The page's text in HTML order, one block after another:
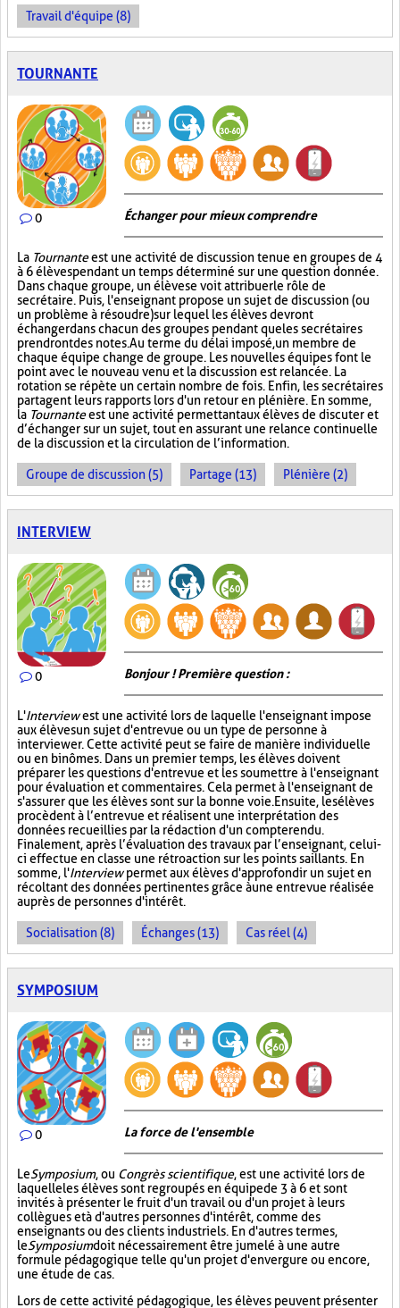
Travail d'équipe (8)
TOURNANTE
0 Échanger pour mieux comprendre
La Tournanteest une activité de discussion tenue en groupes de 4
à 6 élèves pendant un temps déterminé sur une question donnée.
Dans chaque groupe, un élève se voit attribuer le rôle de
secrétaire. Puis, l'enseignant propose un sujet de discussion (ou
un problème à résoudre) sur lequel les élèves devront
échanger dans chacun des groupes pendant que les secrétaires
prendront des notes. Au terme du délai imposé, un membre de
chaque équipe change de groupe. Les nouvelles équipes font le
point avec le nouveau venu et la discussion est relancée. La
rotation se répète un certain nombre de fois. Enfin, les secrétaires
partagent leurs rapports lors d'un retour en plénière. En somme,
la Tournanteest une activité permettant aux élèves de discuter et
d’échanger sur un sujet, tout en assurant une relance continuelle
de la discussion et la circulation de l’information.
Groupe de discussion (5) Partage (13) Plénière (2)
INTERVIEW
0 Bonjour ! Première question :
L'Interviewest une activité lors de laquelle l'enseignant impose
aux élèves un sujet d'entrevue ou un type de personne à
interviewer. Cette activité peut se faire de manière individuelle
ou en binômes. Dans un premier temps, les élèves doivent
préparer les questions d'entrevue et les soumettre à l'enseignant
pour évaluation et commentaires. Cela permet à l'enseignant de
s'assurer que les élèves sont sur la bonne voie. Ensuite, les élèves
procèdent à l’entrevue et réalisent une interprétation des
données recueillies par la rédaction d'un compte rendu.
Finalement, après l’évaluation des travaux par l’enseignant, celui-
ci effectue en classe une rétroaction sur les points saillants. En
somme, l'Interviewpermet aux élèves d'approfondir un sujet en
récoltant des données pertinentes grâce à une entrevue réalisée
auprès de personnes d'intérêt.
Socialisation (8) Échanges (13) Cas réel (4)
SYMPOSIUM
0 La force de l'ensemble
LeSymposium, ou Congrès scientifique, est une activité lors de
laquelle les élèves sont regroupés en équipe de 3 à 6 et sont
invités à présenter le fruit d'un travail ou d'un projet à leurs
collègues et à d'autres personnes d'intérêt, comme des
enseignants ou des clients industriels. En d'autres termes,
leSymposiumdoit nécessairement être jumelé à une autre
formule pédagogique telle qu'un projet d'envergure ou encore,
une étude de cas.
Lors de cette activité pédagogique, les élèves peuvent présenter